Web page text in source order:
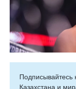
Подписывайтесь
Казахстана и